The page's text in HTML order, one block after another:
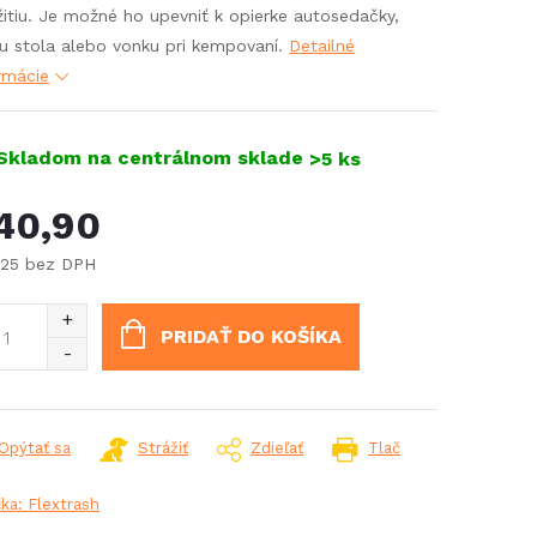
Je možné ho upevniť k opierke autosedačky,
stola alebo vonku pri kempovaní. Detailné
na centrálnom sklade >5 ks
bez DPH
PRIDAŤ DO KOŠÍKA
Tlač
Opýtať sa Strážiť Zdieľať
Flextrash